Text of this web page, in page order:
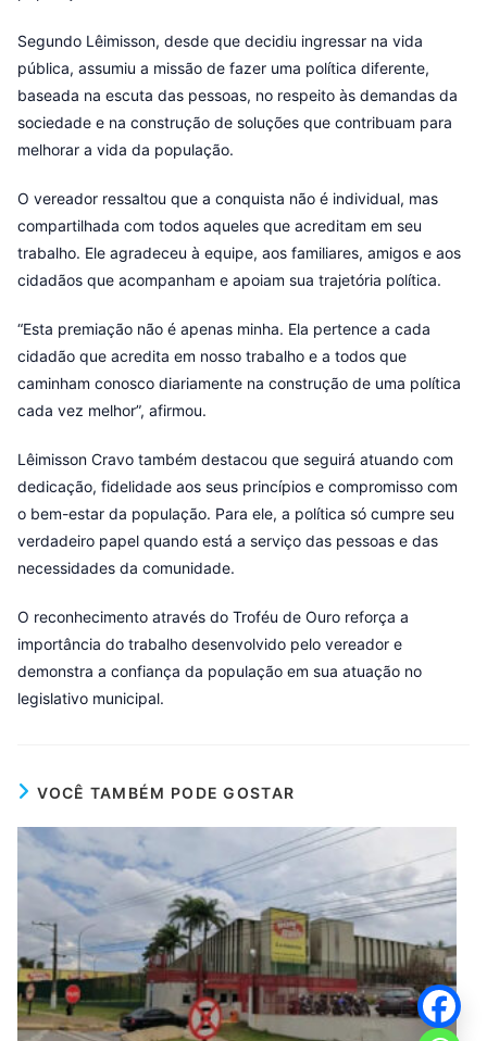
Segundo Lêimisson, desde que decidiu ingressar na vida
pública, assumiu a missão de fazer uma política diferente,
baseada na escuta das pessoas, no respeito às demandas da
sociedade e na construção de soluções que contribuam para
melhorar a vida da população.
O vereador ressaltou que a conquista não é individual, mas
compartilhada com todos aqueles que acreditam em seu
trabalho. Ele agradeceu à equipe, aos familiares, amigos e aos
cidadãos que acompanham e apoiam sua trajetória política.
“Esta premiação não é apenas minha. Ela pertence a cada
cidadão que acredita em nosso trabalho e a todos que
caminham conosco diariamente na construção de uma política
cada vez melhor”, afirmou.
Lêimisson Cravo também destacou que seguirá atuando com
dedicação, fidelidade aos seus princípios e compromisso com
o bem-estar da população. Para ele, a política só cumpre seu
verdadeiro papel quando está a serviço das pessoas e das
necessidades da comunidade.
O reconhecimento através do Troféu de Ouro reforça a
importância do trabalho desenvolvido pelo vereador e
demonstra a confiança da população em sua atuação no
legislativo municipal.
VOCÊ TAMBÉM PODE GOSTAR